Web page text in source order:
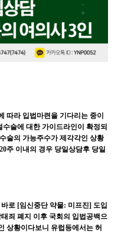
따라 입법마련을 기다리는 중이
술에 대한 가이드라인이 확정되
술의 가능주수가 제각각인 상황
주 이내의 경우 당일상담후 당일
로 [임신중단 약물: 미프진] 도입
죄 폐지 이후 국회의 입법공백으
상황이다보니 유럽등에서는 허